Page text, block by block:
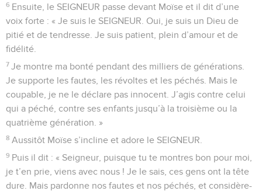
6 Ensuite, le SEIGNEUR passe devant Moïse et il dit d’une
voix forte : « Je suis le SEIGNEUR. Oui, je suis un Dieu de
pitié et de tendresse. Je suis patient, plein d’amour et de
fidélité.
7 Je montre ma bonté pendant des milliers de générations.
Je supporte les fautes, les révoltes et les péchés. Mais le
coupable, je ne le déclare pas innocent. J’agis contre celui
qui a péché, contre ses enfants jusqu’à la troisième ou la
quatrième génération. »
8 Aussitôt Moïse s’incline et adore le SEIGNEUR.
9 Puis il dit : « Seigneur, puisque tu te montres bon pour moi,
je t’en prie, viens avec nous ! Je le sais, ces gens ont la tête
dure. Mais pardonne nos fautes et nos péchés, et considère-